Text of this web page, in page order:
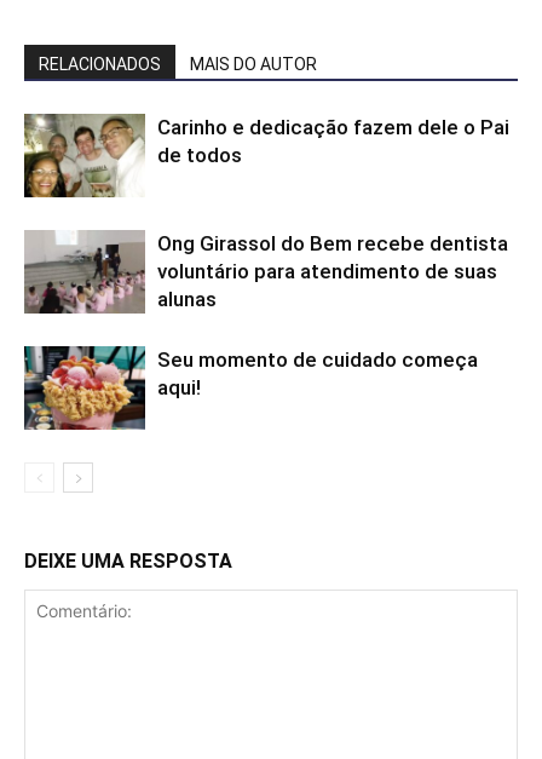
RELACIONADOS MAIS DO AUTOR
Carinho e dedicação fazem dele o Pai
de todos
Ong Girassol do Bem recebe dentista
voluntário para atendimento de suas
alunas
Seu momento de cuidado começa
aqui!
DEIXE UMA RESPOSTA